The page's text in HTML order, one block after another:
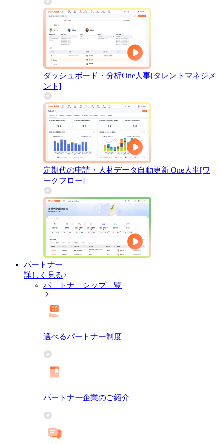
ダッシュボード・分析One人事[タレントマネジメ
ント]
定期代の申請・人材データ自動更新 One人事[ワ
ークフロー]
パートナー
詳しく見る
パートナーシップ一覧
選べるパートナー制度
パートナー企業のご紹介